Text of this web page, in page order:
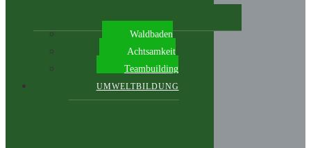
Waldbaden
Achtsamkeit
Teambuilding
UMWELTBILDUNG